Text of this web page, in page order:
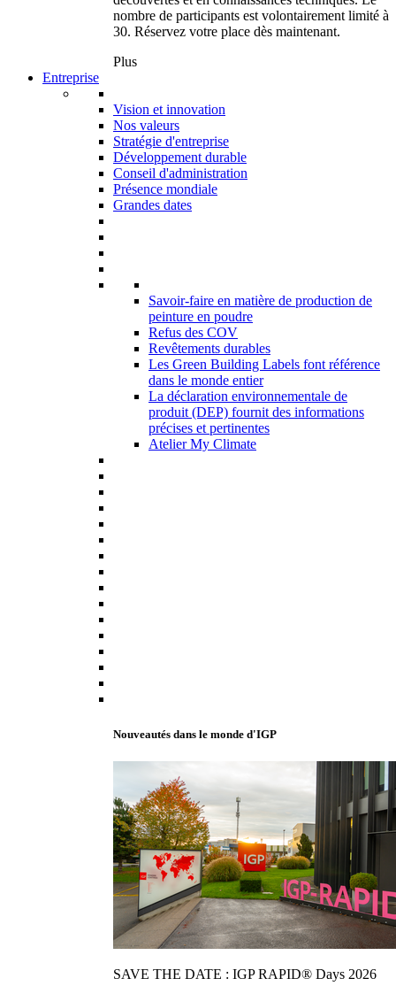
nombre de participants est volontairement limité à
30. Réservez votre place dès maintenant.
Plus
Entreprise
Vision et innovation
Nos valeurs
Stratégie d'entreprise
Développement durable
Conseil d'administration
Présence mondiale
Grandes dates
Savoir-faire en matière de production de
peinture en poudre
Refus des COV
Revêtements durables
Les Green Building Labels font référence
dans le monde entier
La déclaration environnementale de
produit (DEP) fournit des informations
précises et pertinentes
Atelier My Climate
Nouveautés dans le monde d'IGP
SAVE THE DATE : IGP RAPID® Days 2026